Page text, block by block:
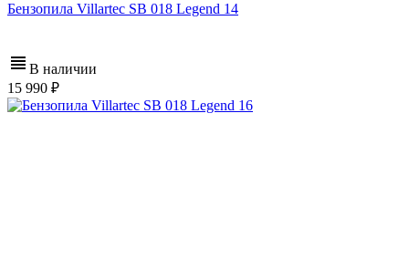
Бензопила Villartec SB 018 Legend 14
В наличии
15 990